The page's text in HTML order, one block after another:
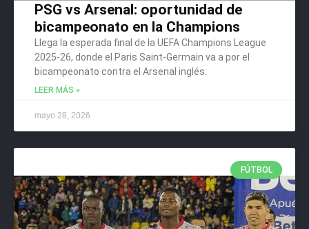
PSG vs Arsenal: oportunidad de
bicampeonato en la Champions
Llega la esperada final de la UEFA Champions League
2025-26, donde el Paris Saint-Germain va a por el
bicampeonato contra el Arsenal inglés.
LEER MÁS »
mayo 28, 2026
FÚTBOL